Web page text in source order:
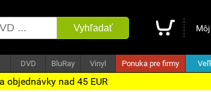
Vyhľadať
DVD BluRay Vinyl Ponuka pre firmy
objednávky nad 45 EUR